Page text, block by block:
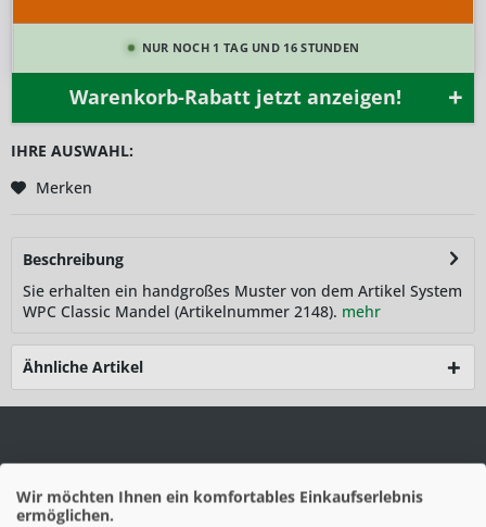
NUR NOCH 1 TAG UND 16 STUNDEN
Warenkorb-Rabatt jetzt anzeigen!
IHRE AUSWAHL:
Merken
Beschreibung
Sie erhalten ein handgroßes Muster von dem Artikel System
WPC Classic Mandel (Artikelnummer 2148). mehr
Ähnliche Artikel
Wir möchten Ihnen ein komfortables Einkaufserlebnis
ermöglichen.